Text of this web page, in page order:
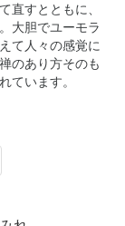
直すとともに、
大胆でユーモラ
て人々の感覚に
のあり方そのも
ています。